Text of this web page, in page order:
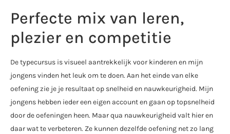
Perfecte mix van leren,
plezier en competitie
De typecursus is visueel aantrekkelijk voor kinderen en mijn
jongens vinden het leuk om te doen. Aan het einde van elke
oefening zie je je resultaat op snelheid en nauwkeurigheid. Mijn
jongens hebben ieder een eigen account en gaan op topsnelheid
door de oefeningen heen. Maar qua nauwkeurigheid valt hier en
daar wat te verbeteren. Ze kunnen dezelfde oefening net zo lang